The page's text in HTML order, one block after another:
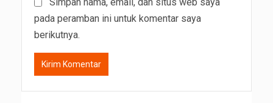
pada peramban ini untuk komentar saya
berikutnya.